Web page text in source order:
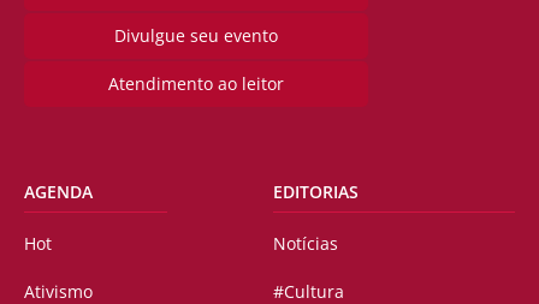
Divulgue seu evento
Atendimento ao leitor
AGENDA
Hot
Ativismo
EDITORIAS
Notícias
#Cultura